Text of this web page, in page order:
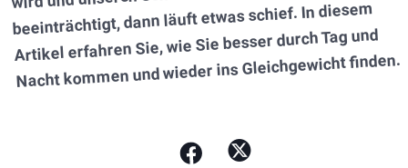
beeinträchtigt, dann läuft etwas schief. In diesem
Artikel erfahren Sie, wie Sie besser durch Tag und
Nacht kommen und wieder ins Gleichgewicht finden.